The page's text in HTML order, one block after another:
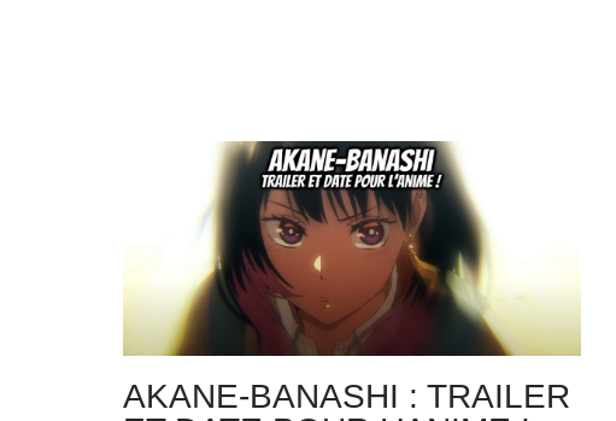
AKANE-BANASHI : TRAILER